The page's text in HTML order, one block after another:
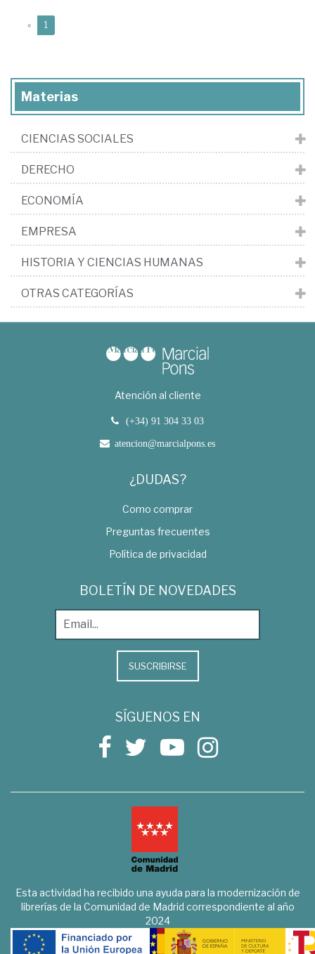
« 1
Materias
CIENCIAS SOCIALES
DERECHO
ECONOMÍA
EMPRESA
HISTORIA Y CIENCIAS HUMANAS
OTRAS CATEGORÍAS
Atención al cliente
(+34) 91 304 33 03
atencion@marcialpons.es
¿DUDAS?
Como comprar
Preguntas frecuentes
Política de privacidad
BOLETÍN DE NOVEDADES
SUSCRIBIRSE
SÍGUENOS EN
Esta actividad ha recibido una ayuda para la modernización de
librerías de la Comunidad de Madrid correspondiente al año
2024